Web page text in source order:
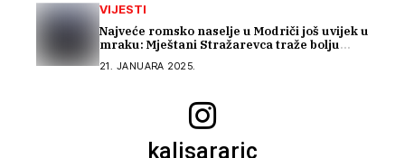
VIJESTI
Najveće romsko naselje u Modriči još uvijek u
mraku: Mještani Stražarevca traže bolju
21. JANUARA 2025.
kalisararic